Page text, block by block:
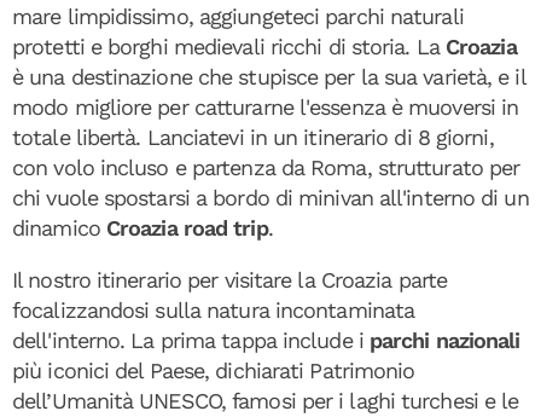
mare limpidissimo, aggiungeteci parchi naturali
protetti e borghi medievali ricchi di storia. La Croazia
è una destinazione che stupisce per la sua varietà, e il
modo migliore per catturarne l'essenza è muoversi in
totale libertà. Lanciatevi in un itinerario di 8 giorni,
con volo incluso e partenza da Roma, strutturato per
chi vuole spostarsi a bordo di minivan all'interno di un
dinamico Croazia road trip.
Il nostro itinerario per visitare la Croazia parte
focalizzandosi sulla natura incontaminata
dell'interno. La prima tappa include i parchi nazionali
più iconici del Paese, dichiarati Patrimonio
dell’Umanità UNESCO, famosi per i laghi turchesi e le